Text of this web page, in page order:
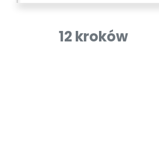
12 kroków